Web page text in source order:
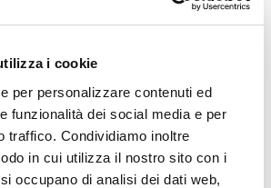
i cookie
per personalizzare contenuti ed
funzionalità dei social media e per
traffico. Condividiamo inoltre
in cui utilizza il nostro sito con i
occupano di analisi dei dati web,
(che distingue
verranno
chiuse, le altre dovranno
spazi ibridi, in cui la
e quelladigitale si